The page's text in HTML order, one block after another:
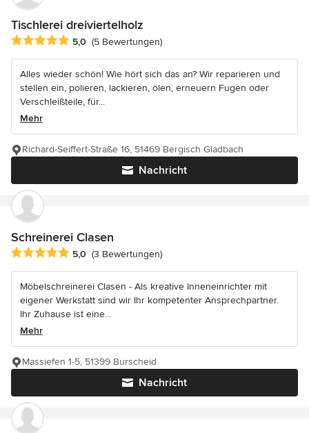
Tischlerei dreiviertelholz
Durchschnittliche Bewertung: 5 von 5 Sternen
5,0 (5 Bewertungen)
Alles wieder schön! Wie hört sich das an? Wir reparieren und
stellen ein, polieren, lackieren, ölen, erneuern Fugen oder
Verschleißteile, für...
Mehr
Nachricht
Richard-Seiffert-Straße 16, 51469 Bergisch Gladbach
Schreinerei Clasen
Durchschnittliche Bewertung: 5 von 5 Sternen
5,0 (3 Bewertungen)
Möbelschreinerei Clasen - Als kreative Inneneinrichter mit
eigener Werkstatt sind wir Ihr kompetenter Ansprechpartner.
Ihr Zuhause ist eine...
Mehr
Nachricht
Massiefen 1-5, 51399 Burscheid